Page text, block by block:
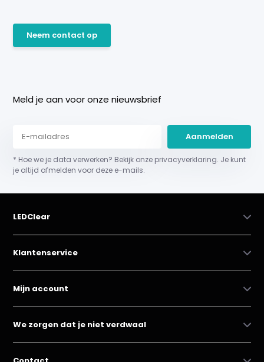
Neem contact op
Meld je aan voor onze nieuwsbrief
Aanmelden
* Hoe we je data verwerken? Bekijk onze privacyverklaring. Je kunt
je altijd afmelden voor deze e-mails.
LEDClear
Klantenservice
Mijn account
We zorgen dat je niet verdwaal